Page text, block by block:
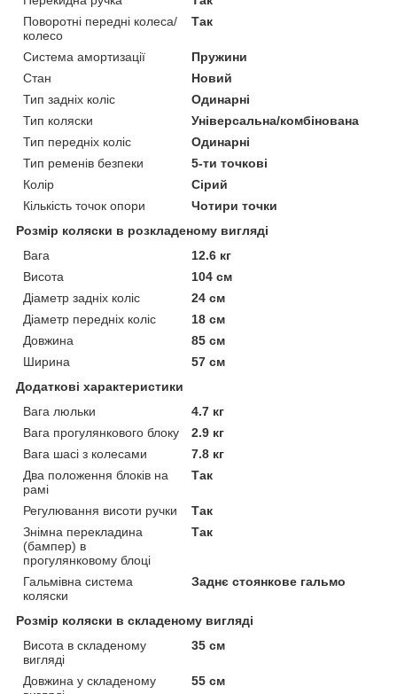
Поворотні передні колеса/
колесо
Так
Система амортизації
Пружини
Стан
Новий
Тип задніх коліс
Одинарні
Тип коляски
Універсальна/комбінована
Тип передніх коліс
Одинарні
Тип ременів безпеки
5-ти точкові
Колір
Сірий
Кількість точок опори
Чотири точки
Розмір коляски в розкладеному вигляді
Вага
12.6 кг
Висота
104 см
Діаметр задніх коліс
24 см
Діаметр передніх коліс
18 см
Довжина
85 см
Ширина
57 см
Додаткові характеристики
Вага люльки
4.7 кг
Вага прогулянкового блоку
2.9 кг
Вага шасі з колесами
7.8 кг
Два положення блоків на
рамі
Так
Регулювання висоти ручки
Так
Знімна перекладина
(бампер) в
прогулянковому блоці
Так
Гальмівна система
коляски
Заднє стоянкове гальмо
Розмір коляски в складеному вигляді
Висота в складеному
вигляді
35 см
Довжина у складеному
55 см